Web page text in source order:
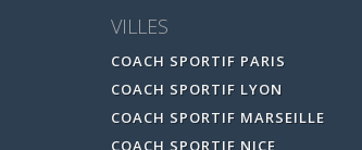
VILLES
COACH SPORTIF PARIS
COACH SPORTIF LYON
COACH SPORTIF MARSEILLE
COACH SPORTIF NICE